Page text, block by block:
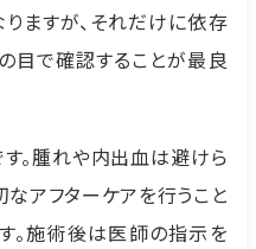
ますが、それだけに依存
目で確認することが最良
。腫れや内出血は避けら
アフターケアを行うこと
。施術後は医師の指示を